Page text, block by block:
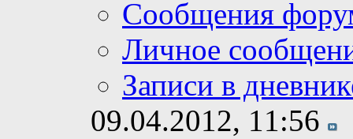
Сообщения
Личное
Записи в
09.04.2012, 11:56